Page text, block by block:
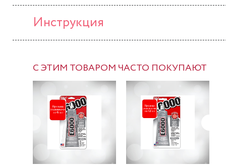
Инструкция
С ЭТИМ ТОВАРОМ ЧАСТО ПОКУПАЮТ